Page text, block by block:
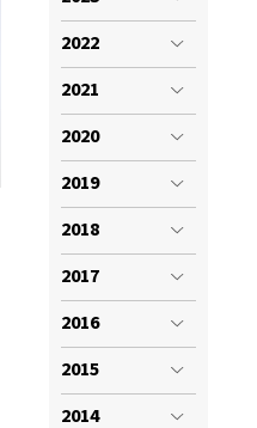
2022
2021
2020
2019
2018
2017
2016
2015
2014